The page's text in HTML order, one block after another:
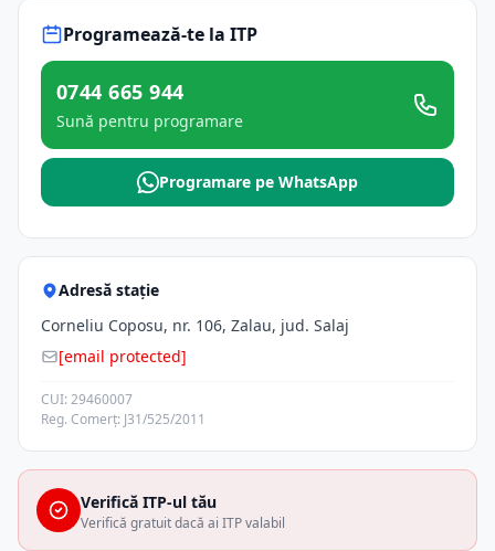
Programează-te la ITP
0744 665 944
Sună pentru programare
Programare pe WhatsApp
Adresă stație
Corneliu Coposu, nr. 106, Zalau, jud. Salaj
[email protected]
CUI: 29460007
Reg. Comerț: J31/525/2011
Verifică ITP-ul tău
Verifică gratuit dacă ai ITP valabil